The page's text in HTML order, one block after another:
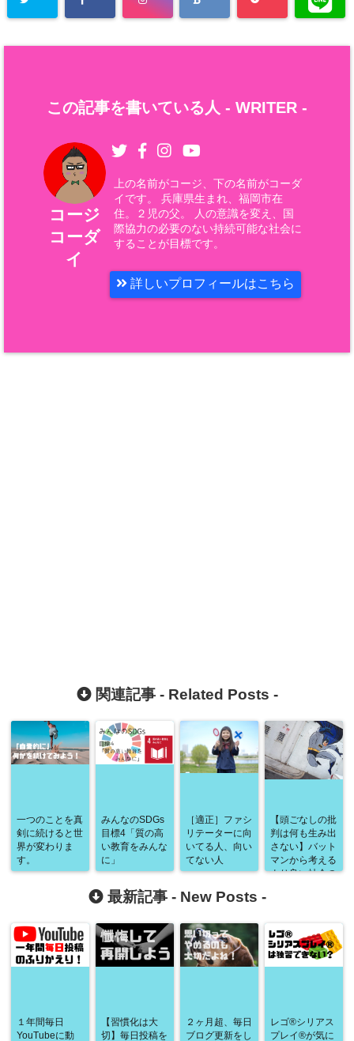
この記事を書いている人 - WRITER -
コージ
コーダ
イ
上の名前がコージ、下の名前がコーダ
イです。 兵庫県生まれ、福岡市在
住。２児の父。 人の意識を変え、国
際協力の必要のない持続可能な社会に
することが目標です。
詳しいプロフィールはこちら
関連記事 - Related Posts -
一つのことを真
剣に続けると世
界が変わりま
す。
みんなのSDGs
目標4「質の高
い教育をみんな
に」
［適正］ファシ
リテーターに向
いてる人、向い
てない人
【頭ごなしの批
判は何も生み出
さない】バット
マンから考える
より良い社会の
最新記事 - New Posts -
１年間毎日
YouTubeに動
【習慣化は大
切】毎日投稿を
２ヶ月超、毎日
ブログ更新をし
レゴ®シリアス
プレイ®が気に